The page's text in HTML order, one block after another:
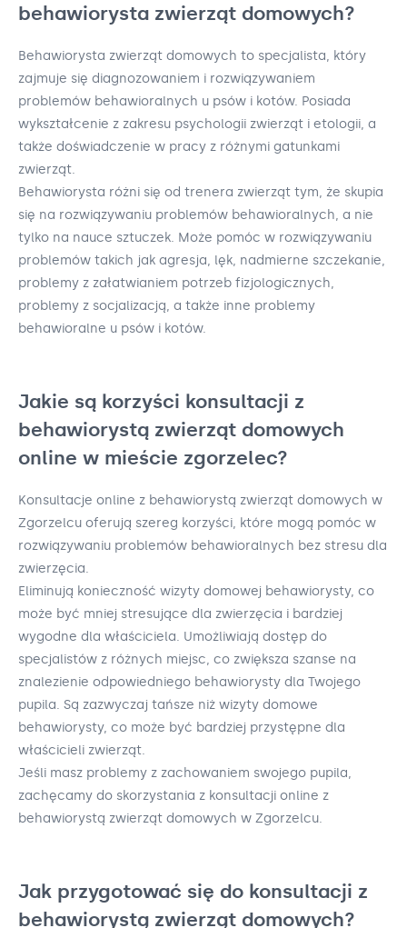
behawiorysta zwierząt domowych?
Behawiorysta zwierząt domowych to specjalista, który
zajmuje się diagnozowaniem i rozwiązywaniem
problemów behawioralnych u psów i kotów. Posiada
wykształcenie z zakresu psychologii zwierząt i etologii, a
także doświadczenie w pracy z różnymi gatunkami
zwierząt.
Behawiorysta różni się od trenera zwierząt tym, że skupia
się na rozwiązywaniu problemów behawioralnych, a nie
tylko na nauce sztuczek. Może pomóc w rozwiązywaniu
problemów takich jak agresja, lęk, nadmierne szczekanie,
problemy z załatwianiem potrzeb fizjologicznych,
problemy z socjalizacją, a także inne problemy
behawioralne u psów i kotów.
Jakie są korzyści konsultacji z
behawiorystą zwierząt domowych
online w mieście zgorzelec?
Konsultacje online z behawiorystą zwierząt domowych w
Zgorzelcu oferują szereg korzyści, które mogą pomóc w
rozwiązywaniu problemów behawioralnych bez stresu dla
zwierzęcia.
Eliminują konieczność wizyty domowej behawiorysty, co
może być mniej stresujące dla zwierzęcia i bardziej
wygodne dla właściciela. Umożliwiają dostęp do
specjalistów z różnych miejsc, co zwiększa szanse na
znalezienie odpowiedniego behawiorysty dla Twojego
pupila. Są zazwyczaj tańsze niż wizyty domowe
behawiorysty, co może być bardziej przystępne dla
właścicieli zwierząt.
Jeśli masz problemy z zachowaniem swojego pupila,
zachęcamy do skorzystania z konsultacji online z
behawiorystą zwierząt domowych w Zgorzelcu.
Jak przygotować się do konsultacji z
behawiorystą zwierząt domowych?